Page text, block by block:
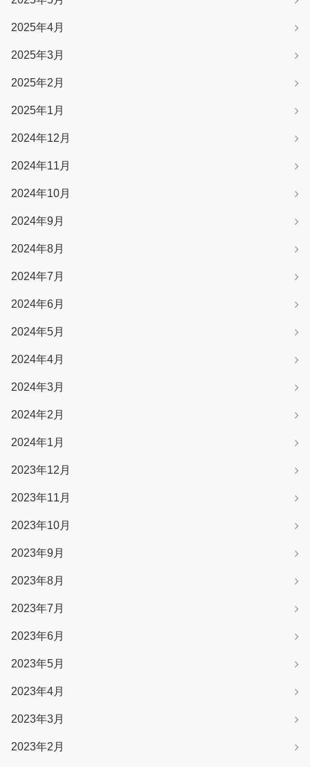
2025年4月
2025年3月
2025年2月
2025年1月
2024年12月
2024年11月
2024年10月
2024年9月
2024年8月
2024年7月
2024年6月
2024年5月
2024年4月
2024年3月
2024年2月
2024年1月
2023年12月
2023年11月
2023年10月
2023年9月
2023年8月
2023年7月
2023年6月
2023年5月
2023年4月
2023年3月
2023年2月